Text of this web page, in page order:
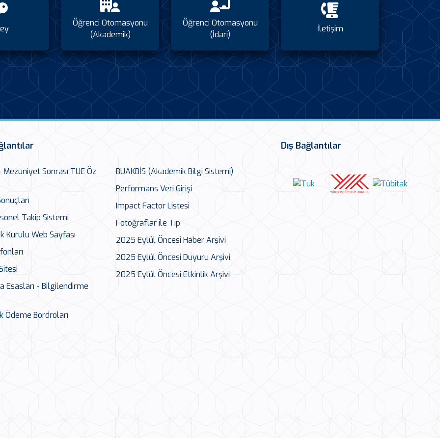
Öğrenci Otomasyonu
(Akademik)
Öğrenci Otomasyonu
(İdari)
İletişim
Mezuniyet Sonrası TUE Öz
Takip Sistemi
Kurulu Web Sayfası
Esasları - Bilgilendirme
Ödeme Bordroları
BUAKBİS (Akademik Bilgi Sistemi)
Performans Veri Girişi
Impact Factor Listesi
Fotoğraflar ile Tıp
2025 Eylül Öncesi Haber Arşivi
2025 Eylül Öncesi Duyuru Arşivi
2025 Eylül Öncesi Etkinlik Arşivi
Dış Bağlantılar